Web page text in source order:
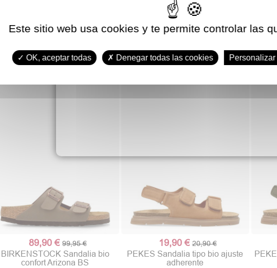
INTER-BIOS Sandalia bio plana
piel serraje
INTER-BIOS Sandalia bio piel
natural confort
89,90 € 99,95 €
BIRKENSTOCK Sandalia bio
confort Arizona BS
19,90 € 20,90 €
PEKES Sandalia tipo bio ajuste
adherente
Este sitio web usa cookies y te permite controlar las
OK, aceptar todas Denegar todas las cookies Personalizar